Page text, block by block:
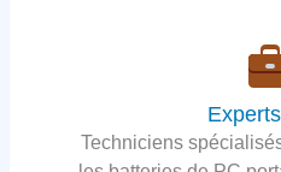
Techniciens